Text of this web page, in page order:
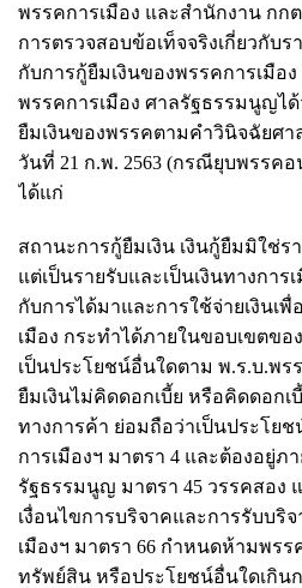
พรรคการเมือง และสำนักงาน กก
การตรวจสอบข้อเท็จจริงเกี่ยวกับ
กับการกู้ยืมเงินของพรรคการเมือ
พรรคการเมือง ศาลรัฐธรรมนูญไ
ยืมเงินของพรรคตามคำวินิจฉัยศา
วันที่ 21 ก.พ. 2563 (กรณียุบพรรค
ได้แก่
สถานะการกู้ยืมเงิน เงินกู้ยืมมิใช่ร
แต่เป็นรายรับและเป็นเงินทางการ
กับการได้มาและการใช้จ่ายเงินเ
เมือง กระทำได้ภายในขอบเขตข
เป็นประโยชน์อื่นใดตาม พ.ร.บ.พร
ยืมเงินไม่คิดดอกเบี้ย หรือคิดดอกเ
ทางการค้า ย่อมถือว่าเป็นประโย
การเมืองฯ มาตรา 4 และต้องอยู่ภ
รัฐธรรมนูญ มาตรา 45 วรรคสอง
เงื่อนไขการบริจาคและการรับบริ
เมืองฯ มาตรา 66 กำหนดห้ามพรร
ทรัพย์สิน หรือประโยชน์อื่นใดเกิน